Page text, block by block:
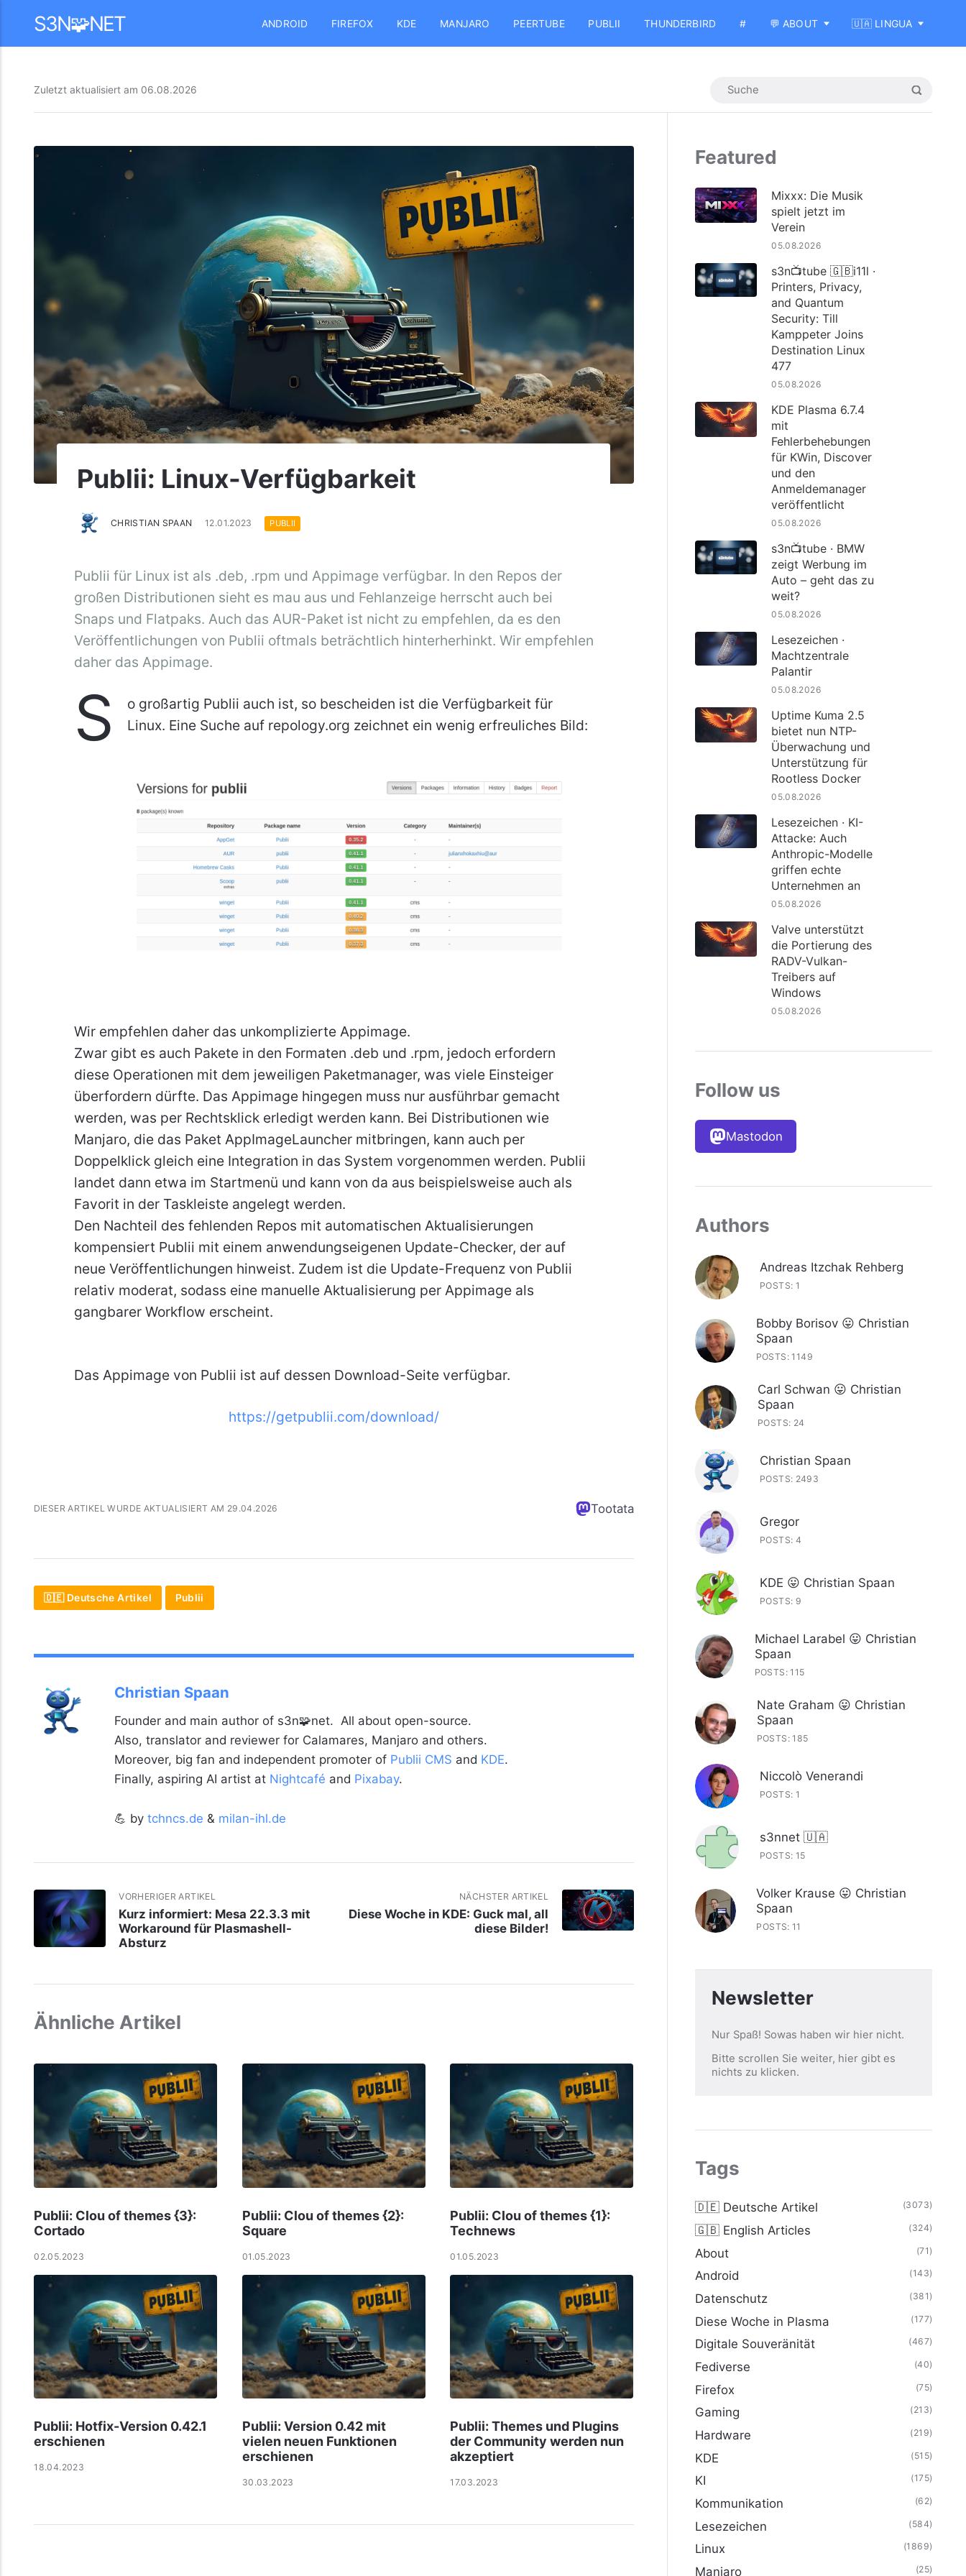
S3N🧩NET ANDROID FIREFOX KDE MANJARO PEERTUBE PUBLII THUNDERBIRD # 💬 ABOUT 🇺🇦 LINGUA
Zuletzt aktualisiert am 06.08.2026
Publii: Linux-Verfügbarkeit
CHRISTIAN SPAAN 12.01.2023 PUBLII
Publii für Linux ist als .deb, .rpm und Appimage verfügbar. In den Repos der
großen Distributionen sieht es mau aus und Fehlanzeige herrscht auch bei
Snaps und Flatpaks. Auch das AUR-Paket ist nicht zu empfehlen, da es den
Veröffentlichungen von Publii oftmals beträchtlich hinterherhinkt. Wir empfehlen
daher das Appimage.
S
o großartig Publii auch ist, so bescheiden ist die Verfügbarkeit für
Linux. Eine Suche auf repology.org zeichnet ein wenig erfreuliches Bild:
Wir empfehlen daher das unkomplizierte Appimage.
Zwar gibt es auch Pakete in den Formaten .deb und .rpm, jedoch erfordern
diese Operationen mit dem jeweiligen Paketmanager, was viele Einsteiger
überfordern dürfte. Das Appimage hingegen muss nur ausführbar gemacht
werden, was per Rechtsklick erledigt werden kann. Bei Distributionen wie
Manjaro, die das Paket AppImageLauncher mitbringen, kann auch per
Doppelklick gleich eine Integration in das System vorgenommen werden. Publii
landet dann etwa im Startmenü und kann von da aus beispielsweise auch als
Favorit in der Taskleiste angelegt werden.
Den Nachteil des fehlenden Repos mit automatischen Aktualisierungen
kompensiert Publii mit einem anwendungseigenen Update-Checker, der auf
neue Veröffentlichungen hinweist. Zudem ist die Update-Frequenz von Publii
relativ moderat, sodass eine manuelle Aktualisierung per Appimage als
gangbarer Workflow erscheint.
Das Appimage von Publii ist auf dessen Download-Seite verfügbar.
https://getpublii.com/download/
DIESER ARTIKEL WURDE AKTUALISIERT AM 29.04.2026 Tootata
🇩🇪 Deutsche Artikel Publii
Christian Spaan
Founder and main author of s3n🧩net. All about open-source.
Also, translator and reviewer for Calamares, Manjaro and others.
Moreover, big fan and independent promoter of Publii CMS and KDE.
Finally, aspiring AI artist at Nightcafé and Pixabay.
💪 by tchncs.de & milan-ihl.de
VORHERIGER ARTIKEL
Kurz informiert: Mesa 22.3.3 mit
Workaround für Plasmashell-
Absturz
NÄCHSTER ARTIKEL
Diese Woche in KDE: Guck mal, all
diese Bilder!
Ähnliche Artikel
Publii: Clou of themes {3}:
Cortado
02.05.2023
Publii: Clou of themes {2}:
Square
01.05.2023
Publii: Clou of themes {1}:
Technews
01.05.2023
Publii: Hotfix-Version 0.42.1
erschienen
18.04.2023
Publii: Version 0.42 mit
vielen neuen Funktionen
erschienen
30.03.2023
Publii: Themes und Plugins
der Community werden nun
akzeptiert
17.03.2023
Featured
Mixxx: Die Musik
spielt jetzt im
Verein
05.08.2026
s3n📺tube 🇬🇧i11l ·
Printers, Privacy,
and Quantum
Security: Till
Kamppeter Joins
Destination Linux
477
05.08.2026
KDE Plasma 6.7.4
mit
Fehlerbehebungen
für KWin, Discover
und den
Anmeldemanager
veröffentlicht
05.08.2026
s3n📺tube · BMW
zeigt Werbung im
Auto – geht das zu
weit?
05.08.2026
Lesezeichen ·
Machtzentrale
Palantir
05.08.2026
Uptime Kuma 2.5
bietet nun NTP-
Überwachung und
Unterstützung für
Rootless Docker
05.08.2026
Lesezeichen · KI-
Attacke: Auch
Anthropic-Modelle
griffen echte
Unternehmen an
05.08.2026
Valve unterstützt
die Portierung des
RADV-Vulkan-
Treibers auf
Windows
05.08.2026
Follow us
Mastodon
Authors
Andreas Itzchak Rehberg
POSTS: 1
Bobby Borisov 😛 Christian
Spaan
POSTS: 1149
Carl Schwan 😛 Christian
Spaan
POSTS: 24
Christian Spaan
POSTS: 2493
Gregor
POSTS: 4
KDE 😛 Christian Spaan
POSTS: 9
Michael Larabel 😛 Christian
Spaan
POSTS: 115
Nate Graham 😛 Christian
Spaan
POSTS: 185
Niccolò Venerandi
POSTS: 1
s3nnet 🇺🇦
POSTS: 15
Volker Krause 😛 Christian
Spaan
POSTS: 11
Newsletter
Nur Spaß! Sowas haben wir hier nicht.
Bitte scrollen Sie weiter, hier gibt es
nichts zu klicken.
Tags
🇩🇪 Deutsche Artikel (3073)
🇬🇧 English Articles (324)
About (71)
Android (143)
Datenschutz (381)
Diese Woche in Plasma (177)
Digitale Souveränität (467)
Fediverse (40)
Firefox (75)
Gaming (213)
Hardware (219)
KDE (515)
KI (175)
Kommunikation (62)
Lesezeichen (584)
Linux (1869)
Manjaro (25)